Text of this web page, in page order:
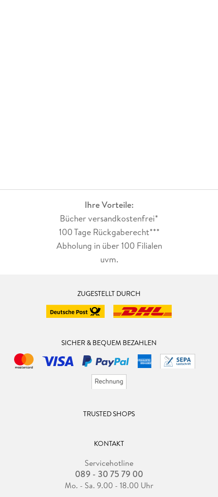
Ihre Vorteile:
Bücher versandkostenfrei*
100 Tage Rückgaberecht***
Abholung in über 100 Filialen
uvm.
ZUGESTELLT DURCH
SICHER & BEQUEM BEZAHLEN
TRUSTED SHOPS
KONTAKT
Servicehotline
089 - 30 75 79 00
Mo. - Sa. 9.00 - 18.00 Uhr